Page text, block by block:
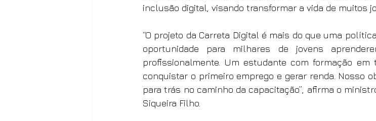
inclusão digital, visando transformar a vida de muitos
“O projeto da Carreta Digital é mais do que uma
oportunidade para milhares de jovens
profissionalmente. Um estudante com formação
conquistar o primeiro emprego e gerar renda. Nosso
para trás no caminho da capacitação”, afirma o
Siqueira Filho.